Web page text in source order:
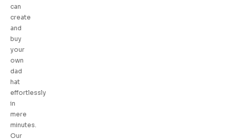
can
create
and
buy
your
own
dad
hat
effortlessly
in
mere
minutes.
Our